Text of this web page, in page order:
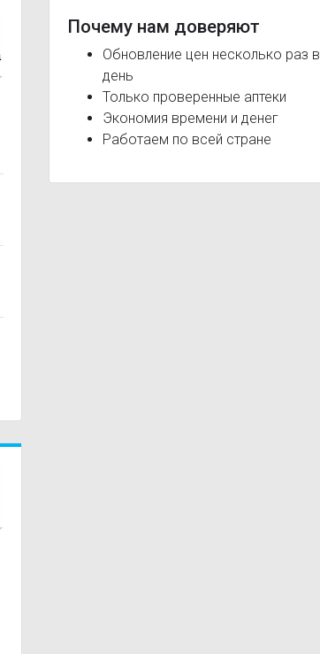
Почему нам доверяют
Обновление цен несколько раз в
день
Только проверенные аптеки
Экономия времени и денег
Работаем по всей стране